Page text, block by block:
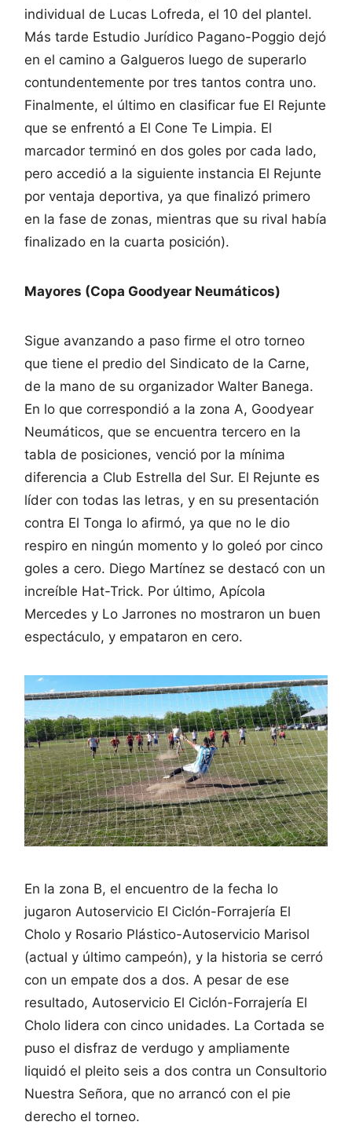
individual de Lucas Lofreda, el 10 del plantel.
Más tarde Estudio Jurídico Pagano-Poggio dejó
en el camino a Galgueros luego de superarlo
contundentemente por tres tantos contra uno.
Finalmente, el último en clasificar fue El Rejunte
que se enfrentó a El Cone Te Limpia. El
marcador terminó en dos goles por cada lado,
pero accedió a la siguiente instancia El Rejunte
por ventaja deportiva, ya que finalizó primero
en la fase de zonas, mientras que su rival había
finalizado en la cuarta posición).
Mayores (Copa Goodyear Neumáticos)
Sigue avanzando a paso firme el otro torneo
que tiene el predio del Sindicato de la Carne,
de la mano de su organizador Walter Banega.
En lo que correspondió a la zona A, Goodyear
Neumáticos, que se encuentra tercero en la
tabla de posiciones, venció por la mínima
diferencia a Club Estrella del Sur. El Rejunte es
líder con todas las letras, y en su presentación
contra El Tonga lo afirmó, ya que no le dio
respiro en ningún momento y lo goleó por cinco
goles a cero. Diego Martínez se destacó con un
increíble Hat-Trick. Por último, Apícola
Mercedes y Lo Jarrones no mostraron un buen
espectáculo, y empataron en cero.
En la zona B, el encuentro de la fecha lo
jugaron Autoservicio El Ciclón-Forrajería El
Cholo y Rosario Plástico-Autoservicio Marisol
(actual y último campeón), y la historia se cerró
con un empate dos a dos. A pesar de ese
resultado, Autoservicio El Ciclón-Forrajería El
Cholo lidera con cinco unidades. La Cortada se
puso el disfraz de verdugo y ampliamente
liquidó el pleito seis a dos contra un Consultorio
Nuestra Señora, que no arrancó con el pie
derecho el torneo.